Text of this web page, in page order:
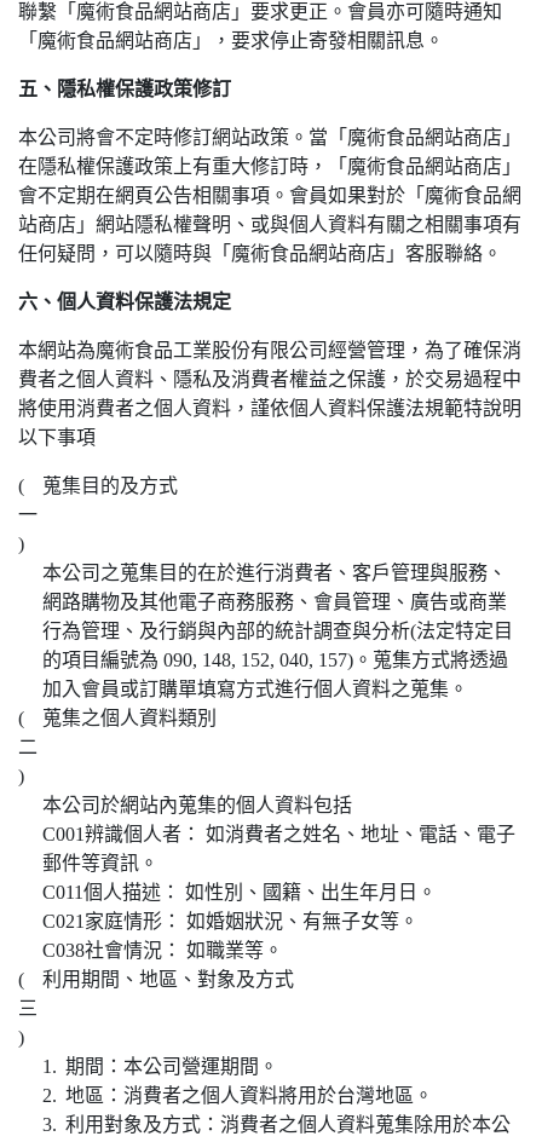
聯繫「魔術食品網站商店」要求更正。會員亦可隨時通知
「魔術食品網站商店」，要求停止寄發相關訊息。
五、隱私權保護政策修訂
本公司將會不定時修訂網站政策。當「魔術食品網站商店」
在隱私權保護政策上有重大修訂時，「魔術食品網站商店」
會不定期在網頁公告相關事項。會員如果對於「魔術食品網
站商店」網站隱私權聲明、或與個人資料有關之相關事項有
任何疑問，可以隨時與「魔術食品網站商店」客服聯絡。
六、個人資料保護法規定
本網站為魔術食品工業股份有限公司經營管理，為了確保消
費者之個人資料、隱私及消費者權益之保護，於交易過程中
將使用消費者之個人資料，謹依個人資料保護法規範特說明
以下事項
(
一
)
蒐集目的及方式
本公司之蒐集目的在於進行消費者、客戶管理與服務、
網路購物及其他電子商務服務、會員管理、廣告或商業
行為管理、及行銷與內部的統計調查與分析(法定特定目
的項目編號為 090, 148, 152, 040, 157)。蒐集方式將透過
加入會員或訂購單填寫方式進行個人資料之蒐集。
(
二
)
蒐集之個人資料類別
本公司於網站內蒐集的個人資料包括
C001辨識個人者： 如消費者之姓名、地址、電話、電子
郵件等資訊。
C011個人描述： 如性別、國籍、出生年月日。
C021家庭情形： 如婚姻狀況、有無子女等。
C038社會情況： 如職業等。
(
三
)
利用期間、地區、對象及方式
1. 期間：本公司營運期間。
2. 地區：消費者之個人資料將用於台灣地區。
3. 利用對象及方式：消費者之個人資料蒐集除用於本公